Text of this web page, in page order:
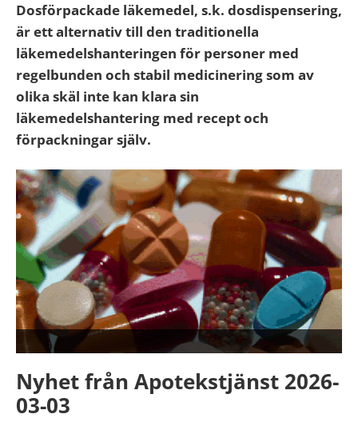
Dosförpackade läkemedel, s.k. dosdispensering,
är ett alternativ till den traditionella
läkemedelshanteringen för personer med
regelbunden och stabil medicinering som av
olika skäl inte kan klara sin
läkemedelshantering med recept och
förpackningar själv.
Nyhet från Apotekstjänst 2026-
03-03